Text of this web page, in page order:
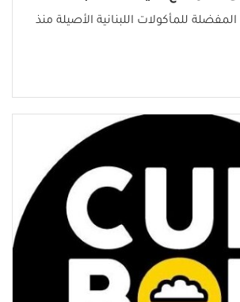
للمأكولات اللبنانية الأصيلة منذ